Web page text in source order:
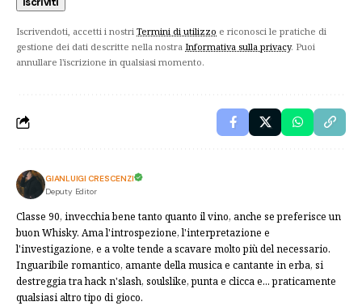
Iscrivendoti, accetti i nostri Termini di utilizzo e riconosci le pratiche di
gestione dei dati descritte nella nostra Informativa sulla privacy. Puoi
annullare l'iscrizione in qualsiasi momento.
GIANLUIGI CRESCENZI
Deputy Editor
Classe 90, invecchia bene tanto quanto il vino, anche se preferisce un
buon Whisky. Ama l'introspezione, l'interpretazione e
l'investigazione, e a volte tende a scavare molto più del necessario.
Inguaribile romantico, amante della musica e cantante in erba, si
destreggia tra hack n'slash, soulslike, punta e clicca e... praticamente
qualsiasi altro tipo di gioco.